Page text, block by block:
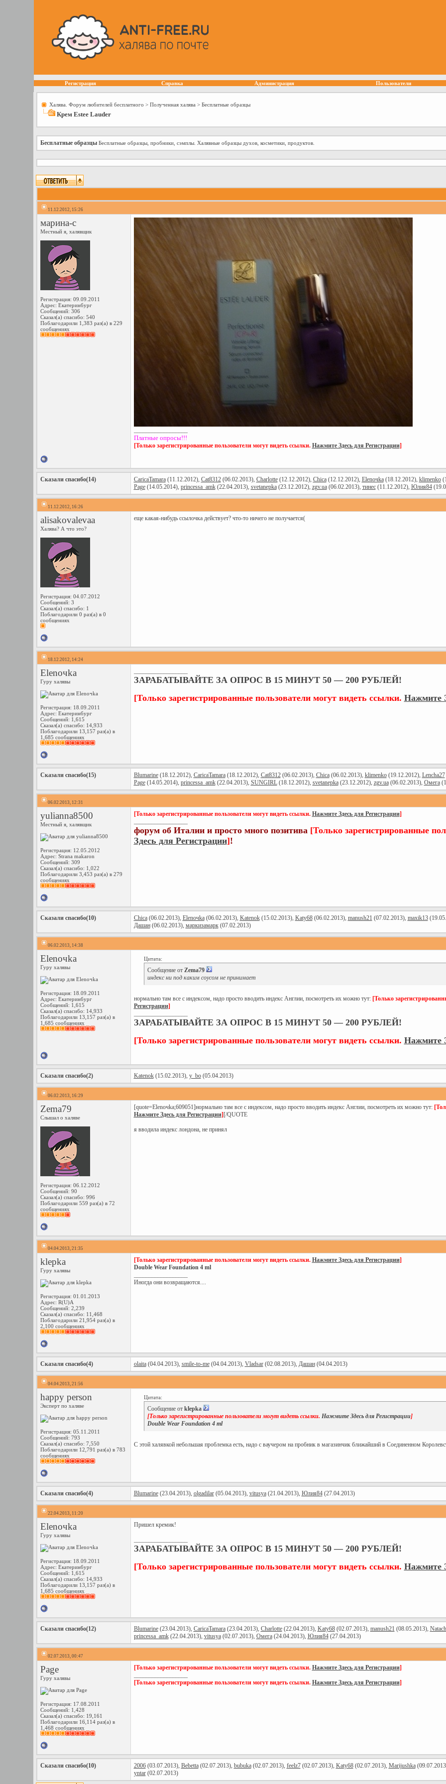
Регистрация Справка Администрация Пользователи
Халява. Форум любителей бесплатного > Полученная халява > Бесплатные образцы
Крем Estee Lauder
Бесплатные образцы Бесплатные образцы, пробники, сэмплы. Халявные образцы духов, косметики, продуктов.
11.12.2012, 15:26
марина-с
Местный я, халявщик
Регистрация: 09.09.2011
Адрес: Екатеринбург
Сообщений: 306
Сказал(а) спасибо: 540
Поблагодарили 1,383 раз(а) в 229
сообщениях
Платные опросы!!!
[Только зарегистрированные пользователи могут видеть ссылки. Нажмите Здесь для Регистрации]
Сказали спасибо(14) CaricaTamara(11.12.2012), Cat8312(06.02.2013), Charlotte(12.12.2012), Chica(12.12.2012), Elenoчka(18.12.2012), klimenko
Page(14.05.2014), princessa_amk(22.04.2013), svetanepka(23.12.2012), zgv.ua(06.02.2013), тинес(11.12.2012), Юлия84
11.12.2012, 16:26
alisakovalevaa
Халява? А что это?
Регистрация: 04.07.2012
Сообщений: 3
Сказал(а) спасибо: 1
Поблагодарили 0 раз(а) в 0
сообщениях
еще какая-нибудь ссылочка действует? что-то ничего не получается(
18.12.2012, 14:24
Elenoчka
Гуру халявы
Регистрация: 18.09.2011
Адрес: Екатеринбург
Сообщений: 1,615
Сказал(а) спасибо: 14,933
Поблагодарили 13,157 раз(а) в
1,685 сообщениях
ЗАРАБАТЫВАЙТЕ ЗА ОПРОС В 15 МИНУТ 50 — 200 РУБЛЕЙ!
[Только зарегистрированные пользователи могут видеть ссылки. Нажмите
Сказали спасибо(15) Blumarine(18.12.2012), CaricaTamara(18.12.2012), Cat8312(06.02.2013), Chica(06.02.2013), klimenko(19.12.2012), Lencha27
Page(14.05.2014), princessa_amk(22.04.2013), SUNGIRL(18.12.2012), svetanepka(23.12.2012), zgv.ua(06.02.2013), Омега
06.02.2013, 12:31
yulianna8500
Местный я, халявщик
Регистрация: 12.05.2012
Адрес: Strana makaron
Сообщений: 309
Сказал(а) спасибо: 1,022
Поблагодарили 3,453 раз(а) в 279
сообщениях
[Только зарегистрированные пользователи могут видеть ссылки. Нажмите Здесь для Регистрации]
форум об Италии и просто много позитива [Только зарегистрированные
Здесь для Регистрации]!
Сказали спасибо(10) Chica(06.02.2013), Elenoчka(06.02.2013), Katenok(15.02.2013), Katy68(06.02.2013), manush21 (07.02.2013), maxik13
Дашан(06.02.2013), маркизамарк(07.02.2013)
06.02.2013, 14:38
Elenoчka
Гуру халявы
Регистрация: 18.09.2011
Адрес: Екатеринбург
Сообщений: 1,615
Сказал(а) спасибо: 14,933
Поблагодарили 13,157 раз(а) в
1,685 сообщениях
Цитата:
Сообщение от Zema79
индекс ни под каким соусом не принимает
нормально там все с индексом, надо просто вводить индекс Англии, посмотреть их можно тут: [Только
Регистрации]
ЗАРАБАТЫВАЙТЕ ЗА ОПРОС В 15 МИНУТ 50 — 200 РУБЛЕЙ!
[Только зарегистрированные пользователи могут видеть ссылки. Нажмите
Сказали спасибо(2) Katenok(15.02.2013), y_bo(05.04.2013)
06.02.2013, 16:29
Zema79
Слышал о халяве
Регистрация: 06.12.2012
Сообщений: 90
Сказал(а) спасибо: 996
Поблагодарили 559 раз(а) в 72
сообщениях
[quote=Elenoчka;609051]нормально там все с индексом, надо просто вводить индекс Англии, посмотреть их можно тут:
Нажмите Здесь для Регистрации] [/QUOTE
я вводила индекс лондона, не принял
04.04.2013, 21:35
klepka
Гуру халявы
Регистрация: 01.01.2013
Адрес: R(U)A
Сообщений: 2,239
Сказал(а) спасибо: 11,468
Поблагодарили 21,954 раз(а) в
2,100 сообщениях
[Только зарегистрированные пользователи могут видеть ссылки. Нажмите Здесь для Регистрации]
Double Wear Foundation 4 ml
Иногда они возвращаются....
Сказали спасибо(4) olaita(04.04.2013), smile-to-me(04.04.2013), Vladsar(02.08.2013), Дашан(04.04.2013)
04.04.2013, 21:56
happy person
Эксперт по халяве
Регистрация: 05.11.2011
Сообщений: 793
Сказал(а) спасибо: 7,550
Поблагодарили 12,791 раз(а) в 783
сообщениях
Цитата:
Сообщение от klepka
[Только зарегистрированные пользователи могут видеть ссылки. Нажмите Здесь для Регистрации]
Double Wear Foundation 4 ml
С этой халявкой небольшая проблемка есть, надо с ваучером на пробник в магазинчик ближайший в Соединенном
Сказали спасибо(4) Blumarine(23.04.2013), olgadilar(05.04.2013), vitusya(21.04.2013), Юлия84(27.04.2013)
22.04.2013, 11:20
Elenoчka
Гуру халявы
Регистрация: 18.09.2011
Адрес: Екатеринбург
Сообщений: 1,615
Сказал(а) спасибо: 14,933
Поблагодарили 13,157 раз(а) в
1,685 сообщениях
Пришел кремик!
ЗАРАБАТЫВАЙТЕ ЗА ОПРОС В 15 МИНУТ 50 — 200 РУБЛЕЙ!
[Только зарегистрированные пользователи могут видеть ссылки. Нажмите
Сказали спасибо(12) Blumarine(23.04.2013), CaricaTamara(23.04.2013), Charlotte(22.04.2013), Katy68(02.07.2013), manush21 (08.05.2013),
princessa_amk(22.04.2013), vitusya(02.07.2013), Омега(24.04.2013), Юлия84(27.04.2013)
02.07.2013, 00:47
Page
Гуру халявы
Регистрация: 17.08.2011
Сообщений: 1,428
Сказал(а) спасибо: 19,161
Поблагодарили 16,114 раз(а) в
1,468 сообщениях
[Только зарегистрированные пользователи могут видеть ссылки. Нажмите Здесь для Регистрации]
[Только зарегистрированные пользователи могут видеть ссылки. Нажмите Здесь для Регистрации]
Сказали спасибо(10) 2006(03.07.2013), Bebetta(02.07.2013), bubuka(02.07.2013), feelz7(02.07.2013), Katy68(02.07.2013), Marijushka
yntar(02.07.2013)